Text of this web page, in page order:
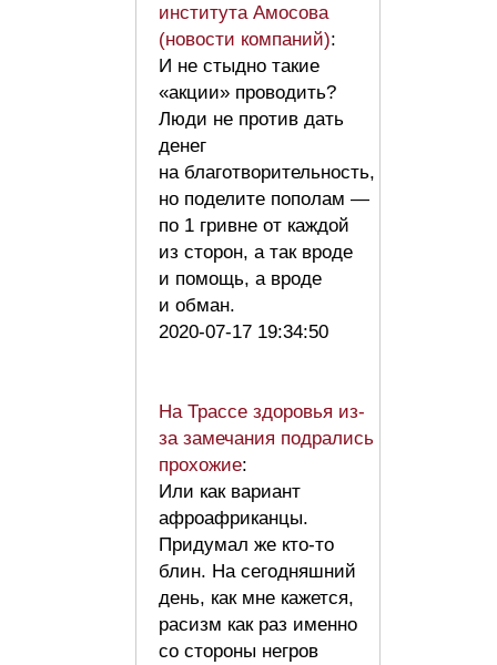
института Амосова
(новости компаний):
И не стыдно такие
«акции» проводить?
Люди не против дать
денег
на благотворительность,
но поделите пополам —
по 1 гривне от каждой
из сторон, а так вроде
и помощь, а вроде
и обман.
2020-07-17 19:34:50
На Трассе здоровья из-
за замечания подрались
прохожие:
Или как вариант
афроафриканцы.
Придумал же кто-то
блин. На сегодняшний
день, как мне кажется,
расизм как раз именно
со стороны негров